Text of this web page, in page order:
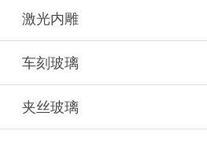
激光内雕
车刻玻璃
夹丝玻璃